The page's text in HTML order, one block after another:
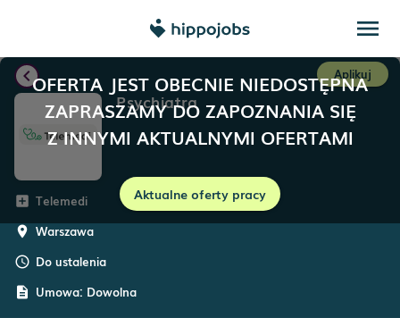
menu
OFERTA JEST OBECNIE NIEDOSTĘPNA
ZAPRASZAMY DO ZAPOZNANIA SIĘ
Z INNYMI AKTUALNYMI OFERTAMI
Aktualne oferty pracy
chevron_left Aplikuj
Psychiatra
add_box Telemedi
room Warszawa
schedule Do ustalenia
description Umowa: Dowolna